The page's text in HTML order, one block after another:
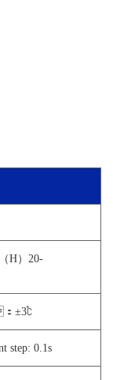
H）20-
：±3℃
step: 0.1s